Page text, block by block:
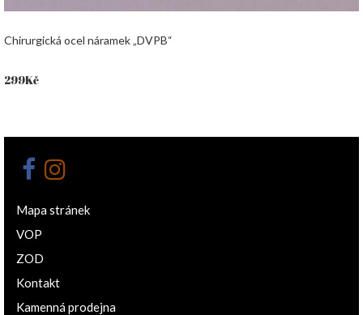
Chirurgická ocel náramek „DVPB“
299Kč
Mapa stránek
VOP
ZOD
Kontakt
Kamenná prodejna